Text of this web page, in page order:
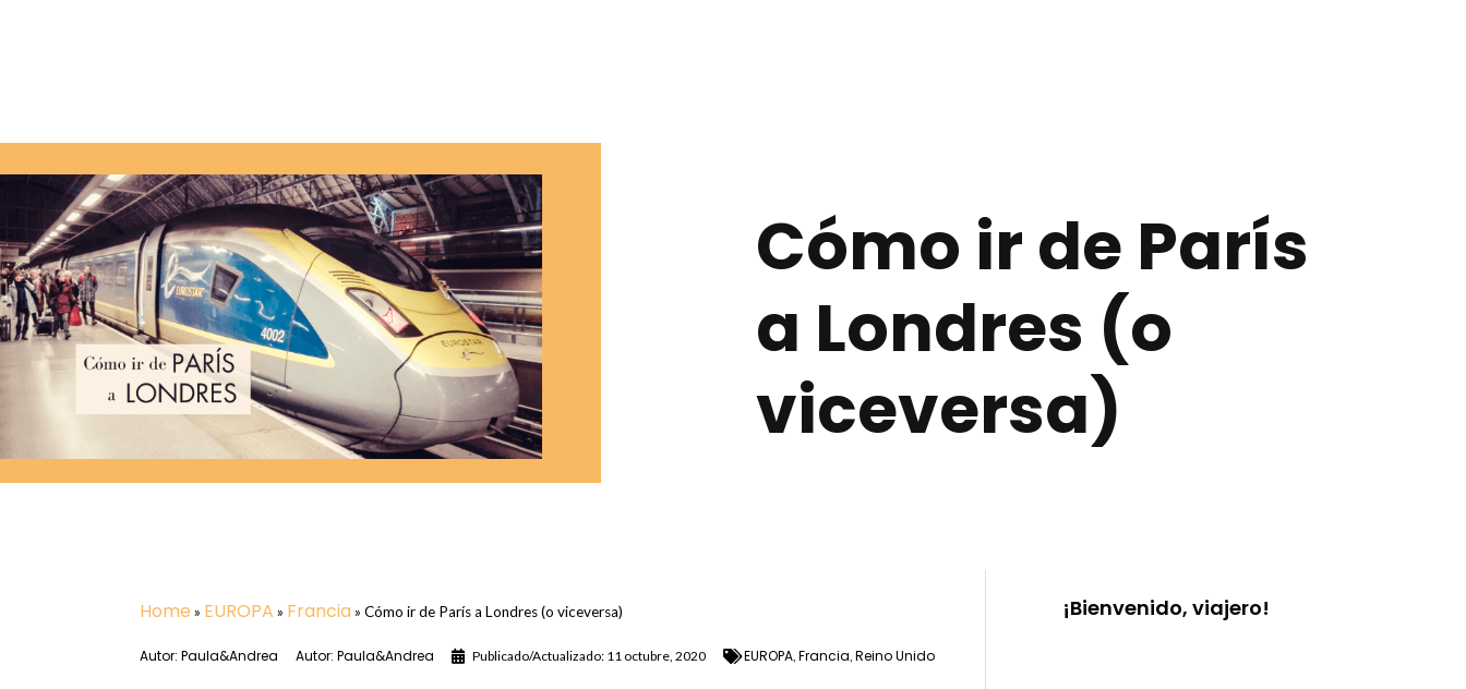
Cómo ir de París
a Londres (o
viceversa)
Home » EUROPA » Francia » Cómo ir de París a Londres (o viceversa)
Autor: Paula&Andrea Autor: Paula&Andrea Publicado/Actualizado: 11 octubre, 2020 EUROPA, Francia, Reino Unido
¡Bienvenido, viajero!